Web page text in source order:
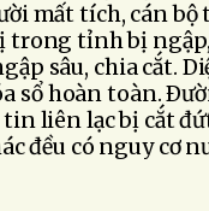
mất tích, cán
trong tỉnh bị
sâu, chia cắt.
sổ hoàn toàn.
liên lạc bị cắt
đều có nguy cơ